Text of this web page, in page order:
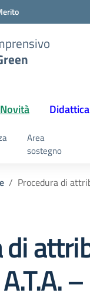
Novità Didattica
Area
sostegno
Procedura di
di